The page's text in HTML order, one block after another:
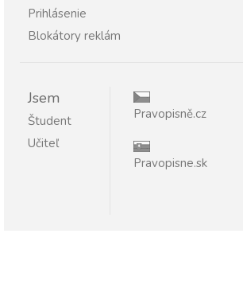
Prihlásenie
Blokátory reklám
Jsem
Študent
Učiteľ
Pravopisně.cz
Pravopisne.sk